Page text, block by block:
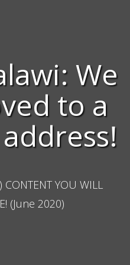
We
to a
CONTENT YOU WILL
(June 2020)